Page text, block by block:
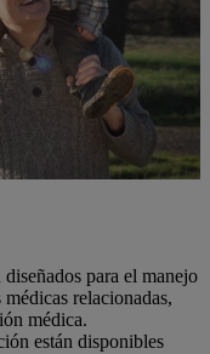
para el manejo
relacionadas,
médica.
están disponibles